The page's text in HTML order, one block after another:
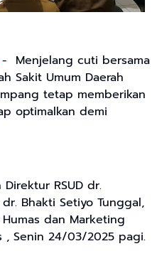
- Menjelang cuti bersama
Sakit Umum Daerah
tetap memberikan
optimalkan demi
RSUD dr.
Bhakti Setiyo Tunggal,
dan Marketing
, Senin 24/03/2025 pagi.